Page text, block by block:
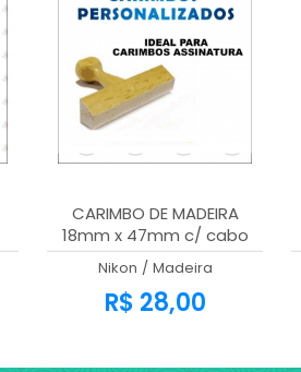
CARIMBO DE MADEIRA
18mm x 47mm c/ cabo
Nikon / Madeira
R$ 28,00